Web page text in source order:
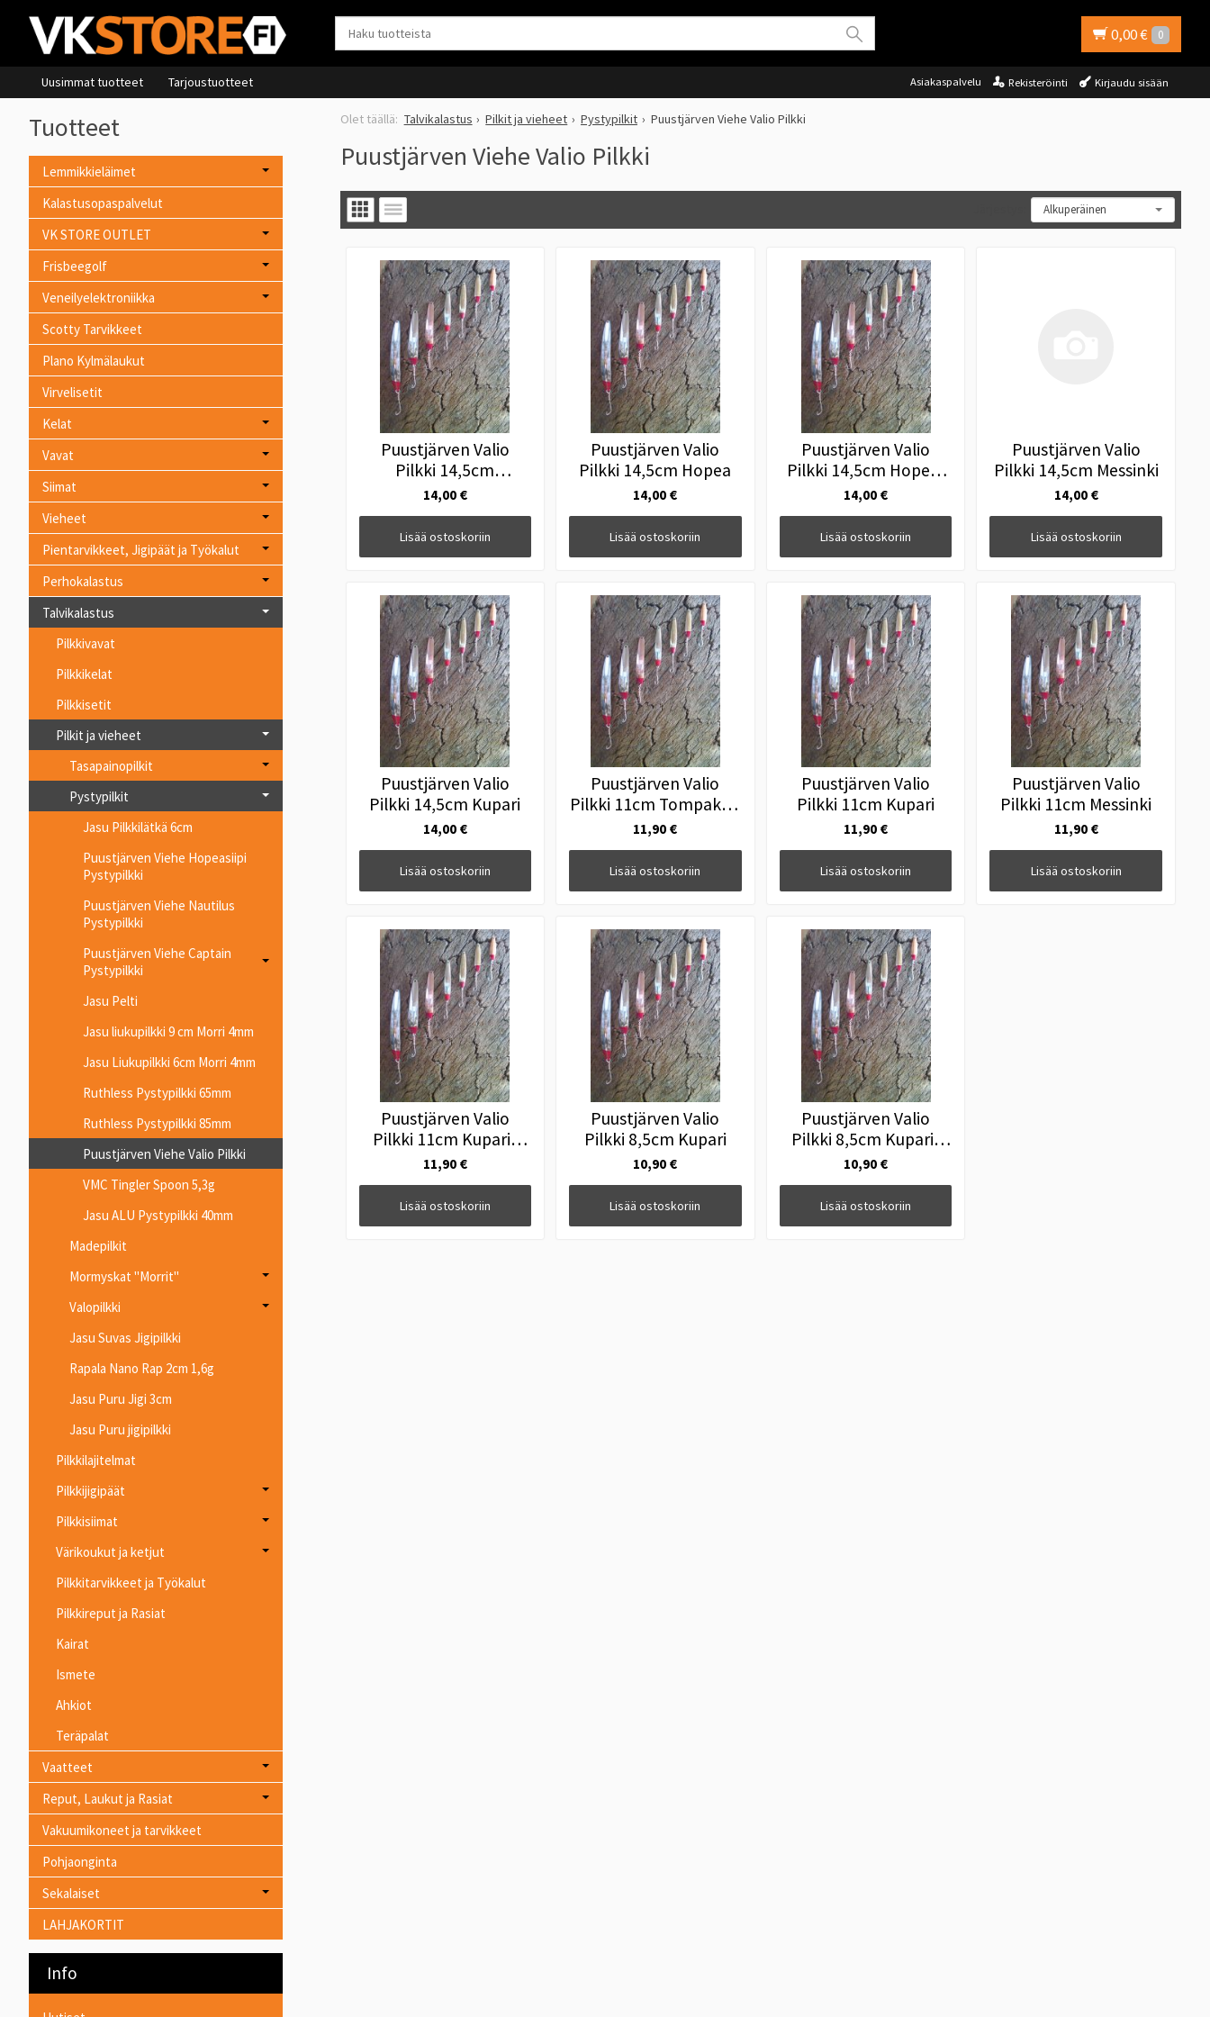
0,00 € 0
Uusimmat tuotteet Tarjoustuotteet Asiakaspalvelu Rekisteröinti Kirjaudu sisään
Talvikalastus Pilkit ja vieheet Pystypilkit Puustjärven Viehe Valio Pilkki
Puustjärven Viehe Valio Pilkki
Puustjärven Valio
Pilkki 14,5cm
Tompakki-Hopea
14,00 €
Lisää ostoskoriin
Puustjärven Valio
Pilkki 14,5cm Hopea
14,00 €
Lisää ostoskoriin
Puustjärven Valio
Pilkki 14,5cm Hopea-
Kupari
14,00 €
Lisää ostoskoriin
Puustjärven Valio
Pilkki 14,5cm Messinki
14,00 €
Lisää ostoskoriin
Puustjärven Valio
Pilkki 14,5cm Kupari
14,00 €
Lisää ostoskoriin
Puustjärven Valio
Pilkki 11cm Tompakki-
Hopea
11,90 €
Lisää ostoskoriin
Puustjärven Valio
Pilkki 11cm Kupari
11,90 €
Lisää ostoskoriin
Puustjärven Valio
Pilkki 11cm Messinki
11,90 €
Lisää ostoskoriin
Puustjärven Valio
Pilkki 11cm Kupari-
Messinki
11,90 €
Lisää ostoskoriin
Puustjärven Valio
Pilkki 8,5cm Kupari
10,90 €
Lisää ostoskoriin
Puustjärven Valio
Pilkki 8,5cm Kupari-
Messinki
10,90 €
Lisää ostoskoriin
Tuotteet
Lemmikkieläimet
Kalastusopaspalvelut
VK STORE OUTLET
Frisbeegolf
Veneilyelektroniikka
Scotty Tarvikkeet
Plano Kylmälaukut
Virvelisetit
Kelat
Vavat
Siimat
Vieheet
Pientarvikkeet, Jigipäät ja Työkalut
Perhokalastus
Talvikalastus
Pilkkivavat
Pilkkikelat
Pilkkisetit
Pilkit ja vieheet
Tasapainopilkit
Pystypilkit
Jasu Pilkkilätkä 6cm
Puustjärven Viehe Hopeasiipi
Pystypilkki
Puustjärven Viehe Nautilus
Pystypilkki
Puustjärven Viehe Captain
Pystypilkki
Jasu Pelti
Jasu liukupilkki 9 cm Morri 4mm
Jasu Liukupilkki 6cm Morri 4mm
Ruthless Pystypilkki 65mm
Ruthless Pystypilkki 85mm
Puustjärven Viehe Valio Pilkki
VMC Tingler Spoon 5,3g
Jasu ALU Pystypilkki 40mm
Madepilkit
Mormyskat "Morrit"
Valopilkki
Jasu Suvas Jigipilkki
Rapala Nano Rap 2cm 1,6g
Jasu Puru Jigi 3cm
Jasu Puru jigipilkki
Pilkkilajitelmat
Pilkkijigipäät
Pilkkisiimat
Värikoukut ja ketjut
Pilkkitarvikkeet ja Työkalut
Pilkkireput ja Rasiat
Kairat
Ismete
Ahkiot
Teräpalat
Vaatteet
Reput, Laukut ja Rasiat
Vakuumikoneet ja tarvikkeet
Pohjaonginta
Sekalaiset
LAHJAKORTIT
Info